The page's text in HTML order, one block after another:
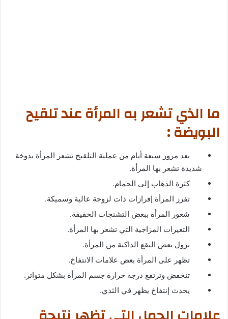
ما الذي تشعر به المرأة عند تلقيح
البويضة :
بعد مرور سبعة أيام من عملية التلقيح تشعر المرأة بدوخة
شديدة تشعر بها المرأة.
كثرة الذهاب إلى الحمام.
تفرز المرأة إفرازات ذات لزوجة عالية وسميكة.
شعور المرأة ببعض التشنجات الخفيفة.
التغيرات المزاجية التي تشعر بها المرأة.
نزول بعض البقع الداكنة من المرأة.
تظهر على المرأة بعض علامات الانتفاخ.
تنخفض وترتفع درجة حرارة جسم المرأة بشكل متواتر.
يحدث إنتفاخ يظهر في الثدي.